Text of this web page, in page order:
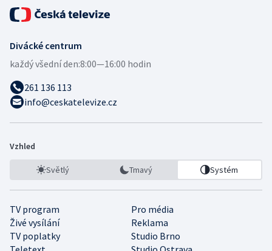
Divácké centrum
každý všední den:8:00—16:00 hodin
261 136 113
info@ceskatelevize.cz
Vzhled
Světlý Tmavý Systém
TV program
Pro média
Živé vysílání
Reklama
TV poplatky
Studio Brno